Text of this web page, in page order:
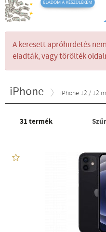
A keresett apróhirdetés
eladták, vagy törölték
iPhone iPhone 12 / 12
31termék